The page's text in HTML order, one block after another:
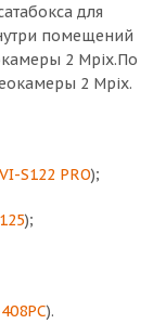
для
помещений
2 Мрix.По
2 Мрix.
S122 PRO);
);
).